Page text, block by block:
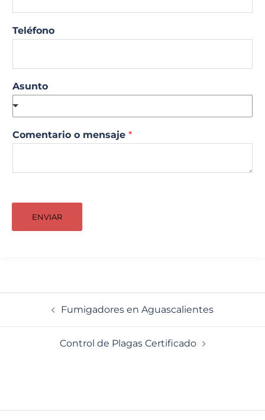
Teléfono
Asunto
Comentario o mensaje *
ENVIAR
Fumigadores en Aguascalientes
Control de Plagas Certificado